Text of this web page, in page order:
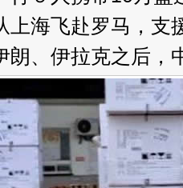
上海飞赴罗马，支
朗、伊拉克之后，